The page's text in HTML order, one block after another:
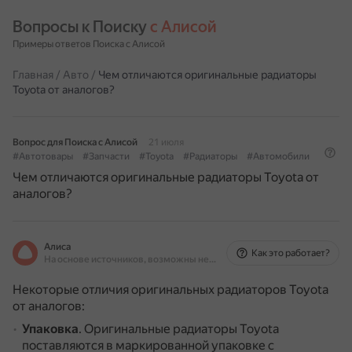
Вопросы к Поиску с Алисой
Примеры ответов Поиска с Алисой
Главная / Авто / Чем отличаются оригинальные радиаторы
Toyota от аналогов?
Вопрос для Поиска с Алисой
21 июля
#Автотовары
#Запчасти #Toyota #Радиаторы #Автомобили
Чем отличаются оригинальные радиаторы Toyota от
аналогов?
Алиса
На основе источников, возможны неточности
Как это работает?
Некоторые отличия оригинальных радиаторов Toyota
от аналогов:
Упаковка. Оригинальные радиаторы Toyota
поставляются в маркированной упаковке с